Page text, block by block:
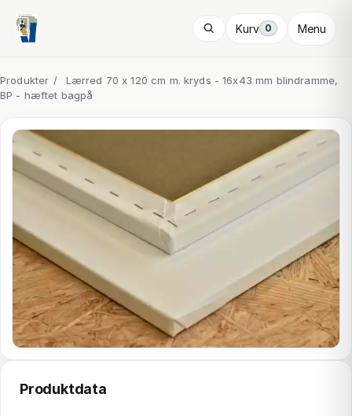
Kurv 0 Menu
Produkter /
Lærred 70 x 120 cm m. kryds - 16x43 mm blindramme,
BP - hæftet bagpå
Produktdata